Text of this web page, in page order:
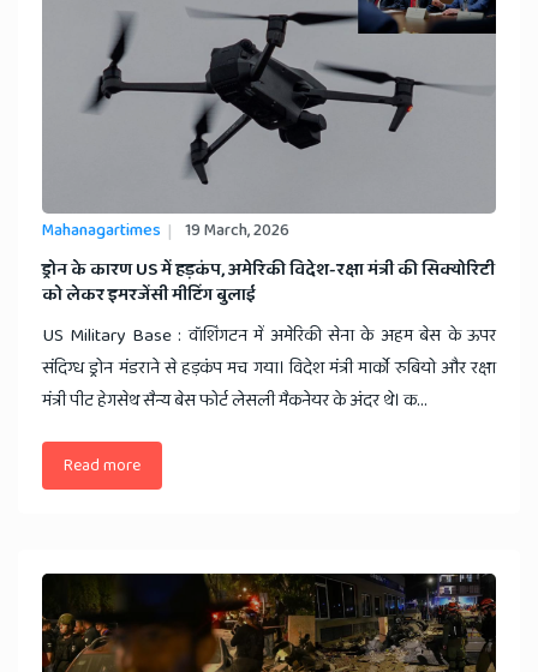
Mahanagartimes 19 March, 2026
​ड्रोन के कारण US में हड़कंप, अमेरिकी विदेश-रक्षा मंत्री की सिक्योरिटी
को लेकर इमरजेंसी मीटिंग बुलाई
US Military Base : वॉशिंगटन में अमेरिकी सेना के अहम बेस के ऊपर
संदिग्ध ड्रोन मंडराने से हड़कंप मच गया। विदेश मंत्री मार्को रुबियो और रक्षा
मंत्री पीट हेगसेथ सैन्य बेस फोर्ट लेसली मैकनेयर के अंदर थे। क...
Read more